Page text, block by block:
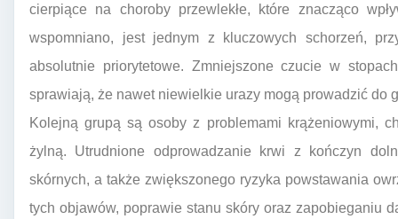
cierpiące na choroby przewlekłe, które znacząco
wspomniano, jest jednym z kluczowych schorzeń,
absolutnie priorytetowe. Zmniejszone czucie w
sprawiają, że nawet niewielkie urazy mogą prowadzić do
Kolejną grupą są osoby z problemami krążeniowymi,
żylną. Utrudnione odprowadzanie krwi z kończyn
skórnych, a także zwiększonego ryzyka powstawania
tych objawów, poprawie stanu skóry oraz zapobieganiu